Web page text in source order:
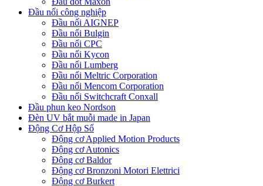
Đầu nối công nghiệp
Đầu nối AIGNEP
Đầu nối Bulgin
Đầu nối CPC
Đầu nối Kycon
Đầu nối Lumberg
Đầu nối Meltric Corporation
Đầu nối Mencom Corporation
Đầu nối Switchcraft Conxall
Đầu phun keo Nordson
Đèn UV bắt muỗi made in Japan
Động Cơ Hộp Số
Động cơ Applied Motion Products
Động cơ Autonics
Động cơ Baldor
Động cơ Bronzoni Motori Elettrici
Động cơ Burkert